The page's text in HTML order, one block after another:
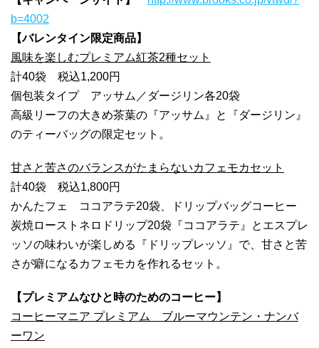
b=4002
【バレンタイン限定商品】
風味を楽しむプレミアム紅茶2種セット
計40袋 税込1,200円
個包装タイプ アッサム／ダージリン各20袋
高級リーフの大きめ茶葉の『アッサム』と『ダージリン』
のティーバッグの限定セット。
甘さと苦さのバランスがたまらないカフェモカセット
計40袋 税込1,800円
かんたフェ ココアラテ20袋、ドリップバッグコーヒー
炭焼ローストネロドリップ20袋『ココアラテ』とエスプレ
ッソの味わいが楽しめる『ドリップレッソ』で、甘さと苦
さが癖になるカフェモカを作れるセット。
【プレミアムなひと時のためのコーヒー】
コーヒーマニア プレミアム ブルーマウンテン・ナンバ
ーワン